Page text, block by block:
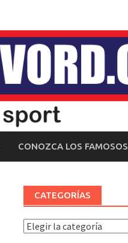
CONOZCA LOS FAMOSOS
CATEGORÍAS
Categorías